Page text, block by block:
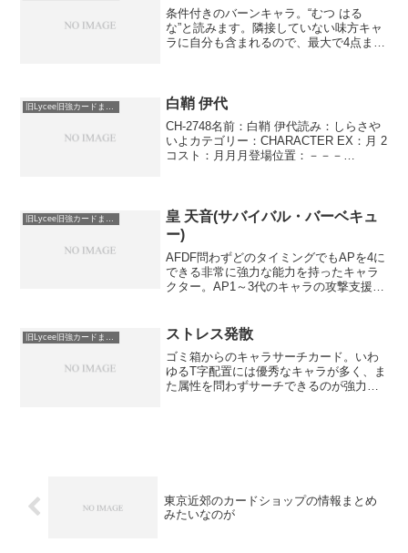
条件付きのバーンキャラ。“むつ はる
な”と読みます。隣接していない味方キャ
ラに自分も含まれるので、最大で4点まで
昨今のドロソイ...
白鞘 伊代
CH-2748名前：白鞘 伊代読み：しらさや
いよカテゴリー：CHARACTER EX：月 2
コスト：月月月登場位置：－－－
ム...
旧Lycee旧強カードまとめ
皇 天音(サバイバル・バーベキュ
ー)
AFDF問わずどのタイミングでもAPを4に
できる非常に強力な能力を持ったキャラ
クター。AP1～3代のキャラの攻撃支援も
ーの攻撃を軒並み相討ちに持っていくこ
とができます...
ストレス発散
ゴミ箱からのキャラサーチカード。いわ
ゆるT字配置には優秀なキャラが多く、ま
た属性を問わずサーチできるのが強力で
東京近郊のカードショップの情報まとめ
みたいなのが